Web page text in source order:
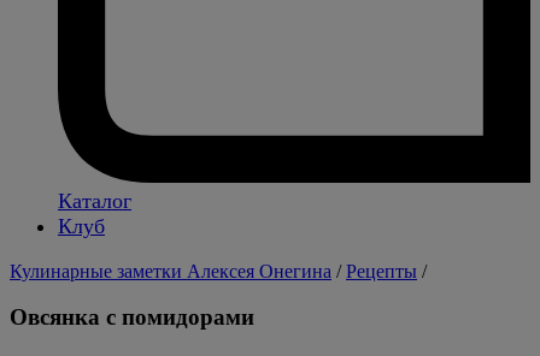
Каталог
Клуб
Кулинарные заметки Алексея Онегина /Рецепты /
Овсянка с помидорами